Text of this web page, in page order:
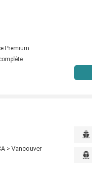
Premium
> Vancouver